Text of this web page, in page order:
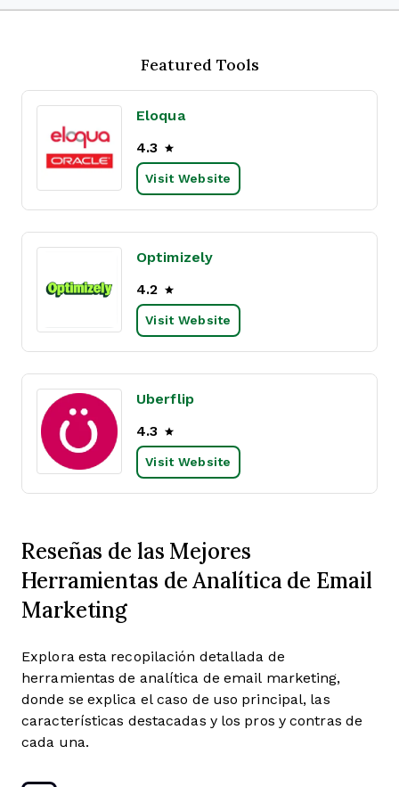
Featured Tools
Eloqua
4.3
Visit Website
Optimizely
4.2
Visit Website
Uberflip
4.3
Visit Website
Reseñas de las Mejores
Herramientas de Analítica de Email
Marketing
Explora esta recopilación detallada de
herramientas de analítica de email marketing,
donde se explica el caso de uso principal, las
características destacadas y los pros y contras de
cada una.